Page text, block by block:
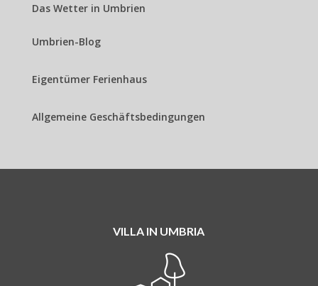
Das Wetter in Umbrien
Umbrien-Blog
Eigentümer Ferienhaus
Allgemeine Geschäftsbedingungen
VILLA IN UMBRIA